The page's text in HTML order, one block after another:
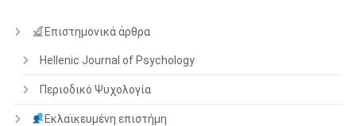
Επιστημονικά άρθρα
Hellenic Journal of Psychology
Περιοδικό Ψυχολογία
Εκλαϊκευμένη επιστήμη